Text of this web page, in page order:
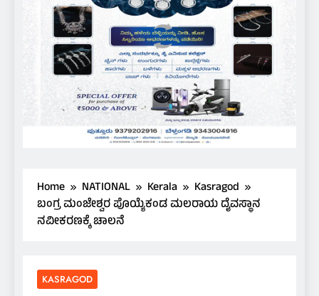
Home NATIONAL Kerala
Kasragod
ಬಂಗ್ರ ಮಂಜೇಶ್ವರ ಪೊಯ್ಯೆಕಂಡ ಮಲರಾಯ ದೈವಸ್ಥಾನ
ನವೀಕರಣಕ್ಕೆ ಚಾಲನೆ
KASRAGOD